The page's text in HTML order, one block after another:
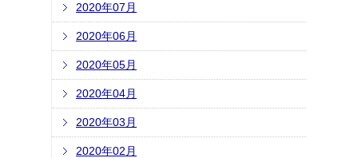
2020年07月
2020年06月
2020年05月
2020年04月
2020年03月
2020年02月